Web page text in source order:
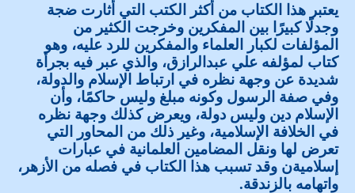
يعتبر هذا الكتاب من أكثر الكتب التي أثارت ضجة
وجدلًا كبيرًا بين المفكرين وخرجت الكثير من
المؤلفات لكبار العلماء والمفكرين للرد عليه، وهو
كتاب لمؤلفه علي عبدالرازق، والذي عبر فيه بجرأة
شديدة عن وجهة نظره في ارتباط الإسلام والدولة،
وفي صفة الرسول وكونه مبلغ وليس حاكمًا، وأن
الإسلام دين وليس دولة، ويعرض كذلك وجهة نظره
في الخلافة الإسلامية، وغير ذلك من المحاور التي
تعرض لها ونقل المضامين العلمانية في عبارات
إسلاميةن وقد تسبب هذا الكتاب في فصله من الأزهر،
واتهامه بالزندقة.